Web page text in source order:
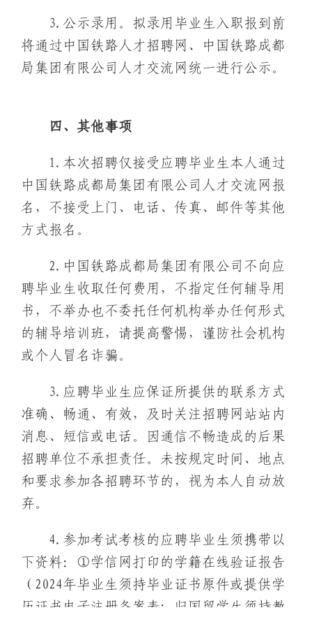
3.公示录用。拟录用毕业生入职报到前
将通过中国铁路人才招聘网、中国铁路成都
局集团有限公司人才交流网统一进行公示。
四、其他事项
1.本次招聘仅接受应聘毕业生本人通过
中国铁路成都局集团有限公司人才交流网报
名，不接受上门、电话、传真、邮件等其他
方式报名。
2.中国铁路成都局集团有限公司不向应
聘毕业生收取任何费用，不指定任何辅导用
书，不举办也不委托任何机构举办任何形式
的辅导培训班，请提高警惕，谨防社会机构
或个人冒名诈骗。
3.应聘毕业生应保证所提供的联系方式
准确、畅通、有效，及时关注招聘网站站内
消息、短信或电话。因通信不畅造成的后果
招聘单位不承担责任。未按规定时间、地点
和要求参加各招聘环节的，视为本人自动放
弃。
4.参加考试考核的应聘毕业生须携带以
下资料：①学信网打印的学籍在线验证报告
（2024年毕业生须持毕业证书原件或提供学
历证书电子注册备案表；归国留学生须持教